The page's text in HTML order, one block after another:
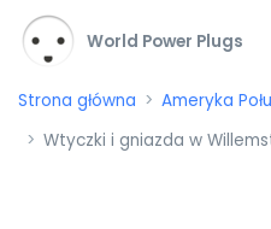
World Power Plugs
Strona główna
Ameryka
Wtyczki i gniazda w